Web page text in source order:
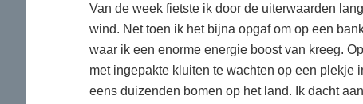
Van de week fietste ik door de uiterwaarden
wind. Net toen ik het bijna opgaf om op een
waar ik een enorme energie boost van kreeg.
met ingepakte kluiten te wachten op een plekje
eens duizenden bomen op het land. Ik dacht